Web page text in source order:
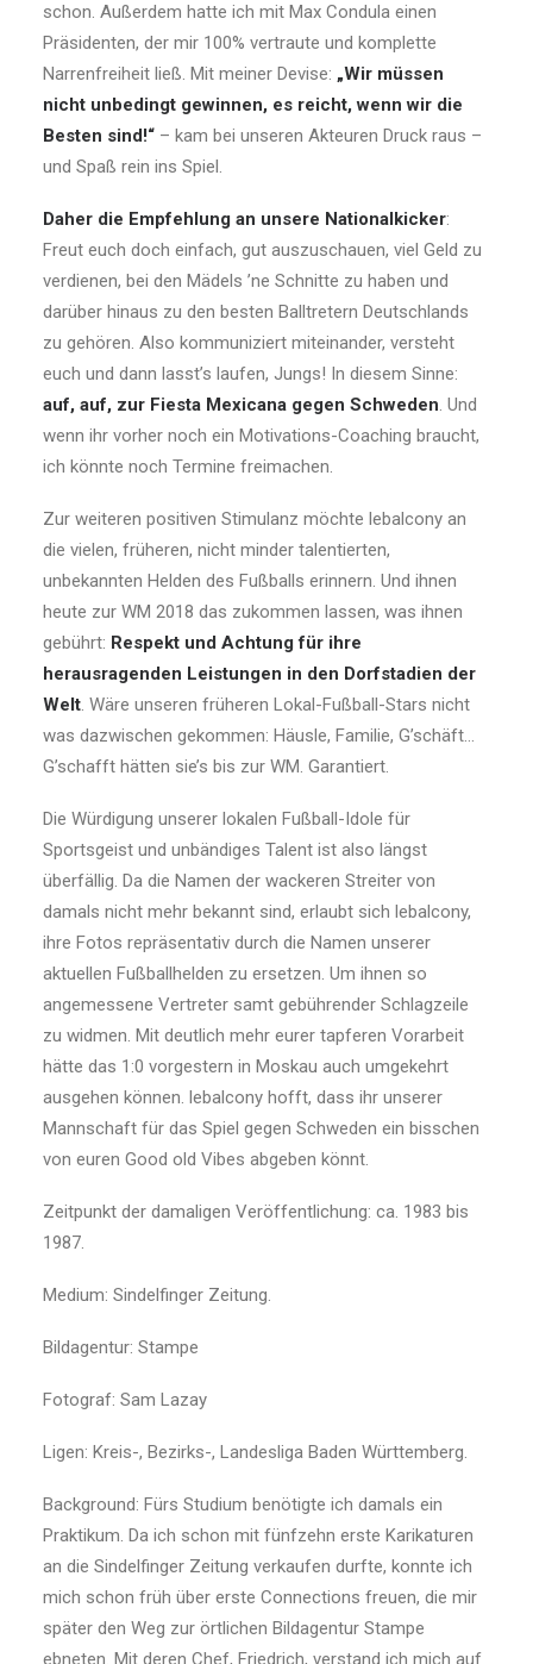
schon. Außerdem hatte ich mit Max Condula einen
Präsidenten, der mir 100% vertraute und komplette
Narrenfreiheit ließ. Mit meiner Devise: „Wir müssen
nicht unbedingt gewinnen, es reicht, wenn wir die
Besten sind!“ – kam bei unseren Akteuren Druck raus –
und Spaß rein ins Spiel.
Daher die Empfehlung an unsere Nationalkicker:
Freut euch doch einfach, gut auszuschauen, viel Geld zu
verdienen, bei den Mädels ’ne Schnitte zu haben und
darüber hinaus zu den besten Balltretern Deutschlands
zu gehören. Also kommuniziert miteinander, versteht
euch und dann lasst’s laufen, Jungs! In diesem Sinne:
auf, auf, zur Fiesta Mexicana gegen Schweden. Und
wenn ihr vorher noch ein Motivations-Coaching braucht,
ich könnte noch Termine freimachen.
Zur weiteren positiven Stimulanz möchte lebalcony an
die vielen, früheren, nicht minder talentierten,
unbekannten Helden des Fußballs erinnern. Und ihnen
heute zur WM 2018 das zukommen lassen, was ihnen
gebührt: Respekt und Achtung für ihre
herausragenden Leistungen in den Dorfstadien der
Welt. Wäre unseren früheren Lokal-Fußball-Stars nicht
was dazwischen gekommen: Häusle, Familie, G’schäft…
G’schafft hätten sie’s bis zur WM. Garantiert.
Die Würdigung unserer lokalen Fußball-Idole für
Sportsgeist und unbändiges Talent ist also längst
überfällig. Da die Namen der wackeren Streiter von
damals nicht mehr bekannt sind, erlaubt sich lebalcony,
ihre Fotos repräsentativ durch die Namen unserer
aktuellen Fußballhelden zu ersetzen. Um ihnen so
angemessene Vertreter samt gebührender Schlagzeile
zu widmen. Mit deutlich mehr eurer tapferen Vorarbeit
hätte das 1:0 vorgestern in Moskau auch umgekehrt
ausgehen können. lebalcony hofft, dass ihr unserer
Mannschaft für das Spiel gegen Schweden ein bisschen
von euren Good old Vibes abgeben könnt.
Zeitpunkt der damaligen Veröffentlichung: ca. 1983 bis
1987.
Medium: Sindelfinger Zeitung.
Bildagentur: Stampe
Fotograf: Sam Lazay
Ligen: Kreis-, Bezirks-, Landesliga Baden Württemberg.
Background: Fürs Studium benötigte ich damals ein
Praktikum. Da ich schon mit fünfzehn erste Karikaturen
an die Sindelfinger Zeitung verkaufen durfte, konnte ich
mich schon früh über erste Connections freuen, die mir
später den Weg zur örtlichen Bildagentur Stampe
ebneten. Mit deren Chef, Friedrich, verstand ich mich auf